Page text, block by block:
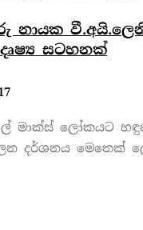
නායක
දෘෂ්‍ය සටහනක්
මාක්ස් ලෝකයට
දර්ශනය මෙතෙක්